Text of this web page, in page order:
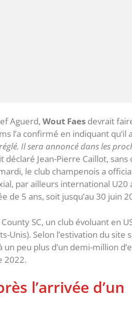
Aguerd, Wout Faes devrait
l’a confirmé en indiquant qu’il
Il sera annoncé dans les
déclaré Jean-Pierre Caillot,
le club champenois a
par ailleurs international U20
de 5 ans, soit jusqu’au 30 juin
SC, un club évoluant en
Unis). Selon l’estivation du site
peu plus d’un demi-million
2022.
l’arrivée d’un